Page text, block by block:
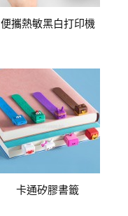
便攜熱敏黑白打印機
卡通矽膠書籤